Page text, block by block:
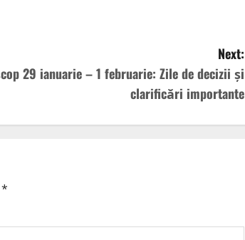
Next:
29 ianuarie – 1 februarie: Zile de decizii și
clarificări importante
*